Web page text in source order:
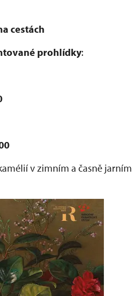
cestách
prohlídky:
v zimním a časně jarním